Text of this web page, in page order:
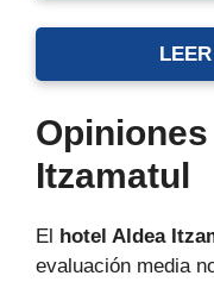
Itzamatul
El hotel Aldea
evaluación media